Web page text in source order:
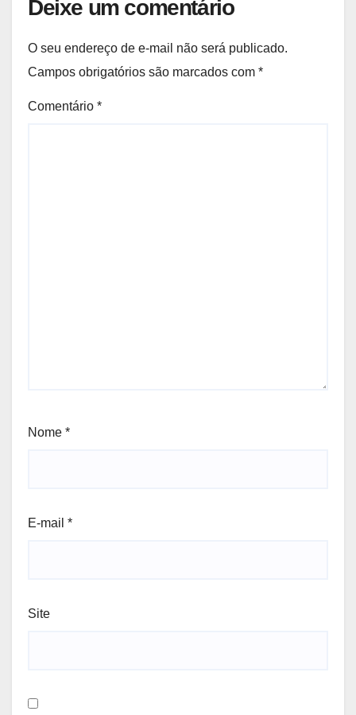
Deixe um comentário
O seu endereço de e-mail não será publicado.
Campos obrigatórios são marcados com *
Comentário *
Nome *
E-mail *
Site